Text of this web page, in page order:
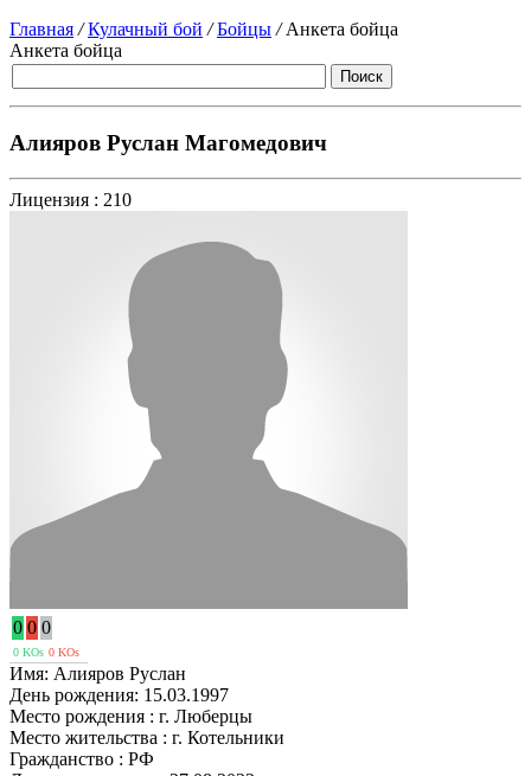
Главная / Кулачный бой / Бойцы /Анкета бойца
Анкета бойца
Алияров Руслан Магомедович
Лицензия : 210
0 0 0
0 KOs 0 KOs
Имя: Алияров Руслан
День рождения: 15.03.1997
Место рождения : г. Люберцы
Место жительства : г. Котельники
Гражданство : РФ